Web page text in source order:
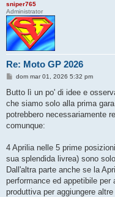
sniper765
Administrator
Re: Moto GP 2026
M
s
a
g
i
dom mar 01, 2026 5:32 pm
Butto lì un po' di idee e
che siamo solo alla prima
potrebbero necessariamente
comunque:
4 Aprilia nelle 5 prime
sua splendida livrea) sono
Dall'altra parte anche se la
performance ed appetibile
produttiva per aggiungere altre